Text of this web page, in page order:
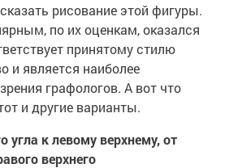
рисование этой фигуры.
по их оценкам, оказался
принятому стилю
и является наиболее
графологов. А вот что
и другие варианты.
угла к левому верхнему, от
верхнего